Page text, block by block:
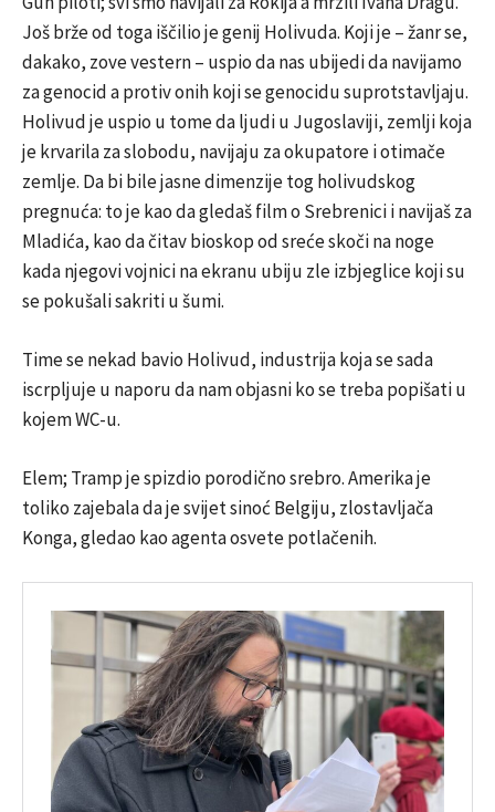
Još brže od toga iščilio je genij Holivuda. Koji je – žanr se,
dakako, zove vestern – uspio da nas ubijedi da navijamo
za genocid a protiv onih koji se genocidu suprotstavljaju.
Holivud je uspio u tome da ljudi u Jugoslaviji, zemlji koja
je krvarila za slobodu, navijaju za okupatore i otimače
zemlje. Da bi bile jasne dimenzije tog holivudskog
pregnuća: to je kao da gledaš film o Srebrenici i navijaš za
Mladića, kao da čitav bioskop od sreće skoči na noge
kada njegovi vojnici na ekranu ubiju zle izbjeglice koji su
se pokušali sakriti u šumi.
Time se nekad bavio Holivud, industrija koja se sada
iscrpljuje u naporu da nam objasni ko se treba popišati u
kojem WC-u.
Elem; Tramp je spizdio porodično srebro. Amerika je
toliko zajebala da je svijet sinoć Belgiju, zlostavljača
Konga, gledao kao agenta osvete potlačenih.